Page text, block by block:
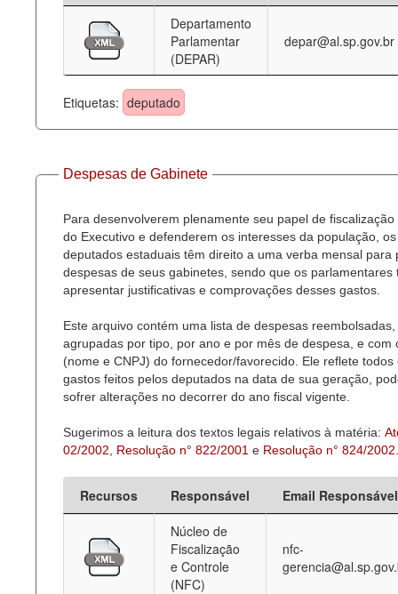
Deputados Estaduais
Administração
Legislação
Agenda
Perguntas frequentes
Departamento
Parlamentar
(DEPAR)
depar@al.sp.gov.br
Etiquetas: deputado
Despesas de Gabinete
Para desenvolverem plenamente seu papel de fiscalização
do Executivo e defenderem os interesses da população, os
deputados estaduais têm direito a uma verba mensal para
despesas de seus gabinetes, sendo que os parlamentares
apresentar justificativas e comprovações desses gastos.
Este arquivo contém uma lista de despesas reembolsadas,
agrupadas por tipo, por ano e por mês de despesa, e com
(nome e CNPJ) do fornecedor/favorecido. Ele reflete todos
gastos feitos pelos deputados na data de sua geração,
sofrer alterações no decorrer do ano fiscal vigente.
Sugerimos a leitura dos textos legais relativos à matéria:
02/2002
Resolução n° 822/2001 e Resolução n° 824/2002
Recursos Responsável
Email Responsável
Núcleo de
Fiscalização
e Controle
(NFC)
nfc-